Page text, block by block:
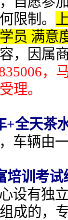
限制。
员 满意
，因属
，
理。
+全天茶
，车辆由
培训考试
设有独
成的，